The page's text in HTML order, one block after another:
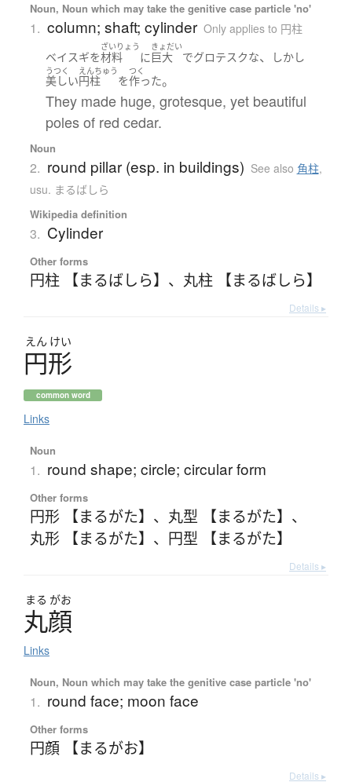
Noun, Noun which may take the genitive case particle 'no'
1. column; shaft; cylinder Only applies to 円柱
ベイスギを
ざいりょう
材料 に
きょだい
巨大 でグロテスクな、 しかし
うつく
美しい
えんちゅう
円柱 を
つく
作った。
They made huge, grotesque, yet beautiful
poles of red cedar.
Noun
2. round pillar (esp. in buildings) See also 角柱,
usu. まるばしら
Wikipedia definition
3. Cylinder
Other forms
円柱 【まるばしら】 、 丸柱 【まるばしら】
Details ▸
えん けい
円形
common word
Links
Noun
1. round shape; circle; circular form
Other forms
円形 【まるがた】 、 丸型 【まるがた】 、
丸形 【まるがた】 、 円型 【まるがた】
Details ▸
まる がお
丸顔
Links
Noun, Noun which may take the genitive case particle 'no'
1. round face; moon face
Other forms
円顔 【まるがお】
Details ▸